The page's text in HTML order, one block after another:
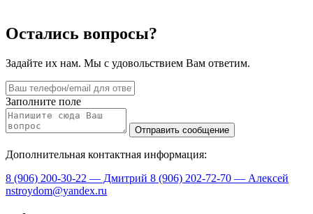
Остались вопросы?
Задайте их нам. Мы с удовольствием Вам ответим.
Заполните поле
Дополнительная контактная информация:
8 (906) 200-30-22 — Дмитрий 8 (906) 202-72-70 — Алексей
nstroydom@yandex.ru